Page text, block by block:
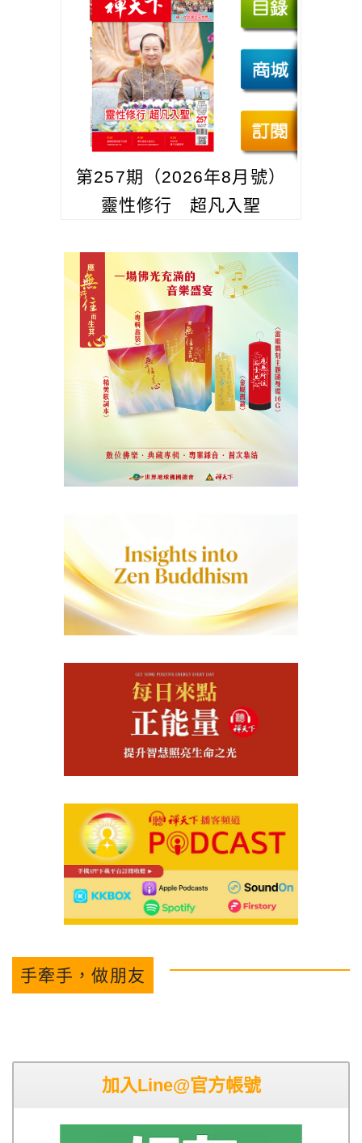
第257期（2026年8月號）
靈性修行 超凡入聖
手牽手，做朋友
加入Line@官方帳號